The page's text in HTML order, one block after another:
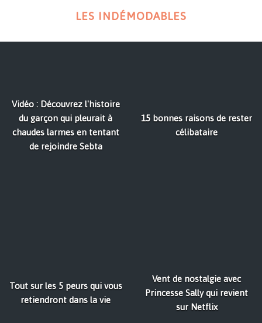
LES INDÉMODABLES
Vidéo : Découvrez l'histoire
du garçon qui pleurait à
chaudes larmes en tentant
de rejoindre Sebta
15 bonnes raisons de rester
célibataire
Tout sur les 5 peurs qui vous
retiendront dans la vie
Vent de nostalgie avec
Princesse Sally qui revient
sur Netflix